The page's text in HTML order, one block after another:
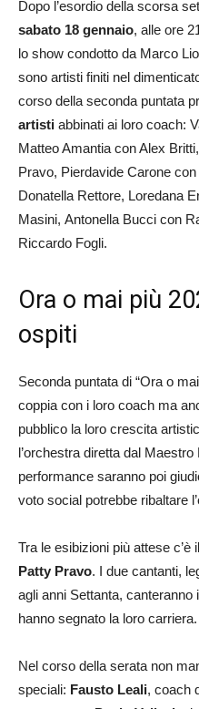
Dopo l’esordio della scorsa
sabato 18 gennaio, alle ore
lo show condotto da Marco
sono artisti finiti nel
corso della seconda puntata
artisti abbinati ai loro coach:
Matteo Amantia con Alex
Pravo, Pierdavide Carone
Donatella Rettore, Loredana
Masini, Antonella Bucci con
Riccardo Fogli.
Ora o mai più
ospiti
Seconda puntata di “Ora o
coppia con i loro coach ma
pubblico la loro crescita
l’orchestra diretta dal
performance saranno poi
voto social potrebbe ribaltare
Tra le esibizioni più attese c’è il
Patty Pravo. I due cantanti,
agli anni Settanta,
hanno segnato la loro carriera.
Nel corso della serata non
speciali: Fausto Leali, coach